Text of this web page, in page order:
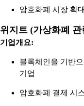
암호화폐 시장 확
위지트 (가상화폐 관
기업개요:
블록체인을 기반
기업
암호화폐 결제 시